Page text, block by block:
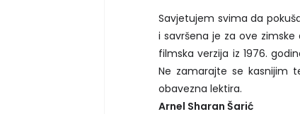
Savjetujem svima da
i savršena je za ove
filmska verzija iz 1976.
Ne zamarajte se kasnijim
obavezna lektira.
Arnel Sharan Šarić